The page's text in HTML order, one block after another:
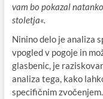
vam bo pokazal
stoletja«.
Ninino delo je analiza
vpogled v pogoje in
glasbenic, je
analiza tega, kako
specifičnim